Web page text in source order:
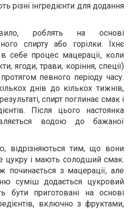
різні інгредієнти для додання
роблять на основі
спирту або горілки. Їхнє
себе процес мацерації, коли
ягоди, трави, коріння, спеції)
певного періоду часу.
днів до кількох тижнів,
спирт поглинає смак і
Після цього настоянка
водою до бажаної
відрізняються тим, що вони
цукру і мають солодший смак.
починається з мацерації, але
суміш додається цукровий
бути приготовані на основі
включно з фруктами,